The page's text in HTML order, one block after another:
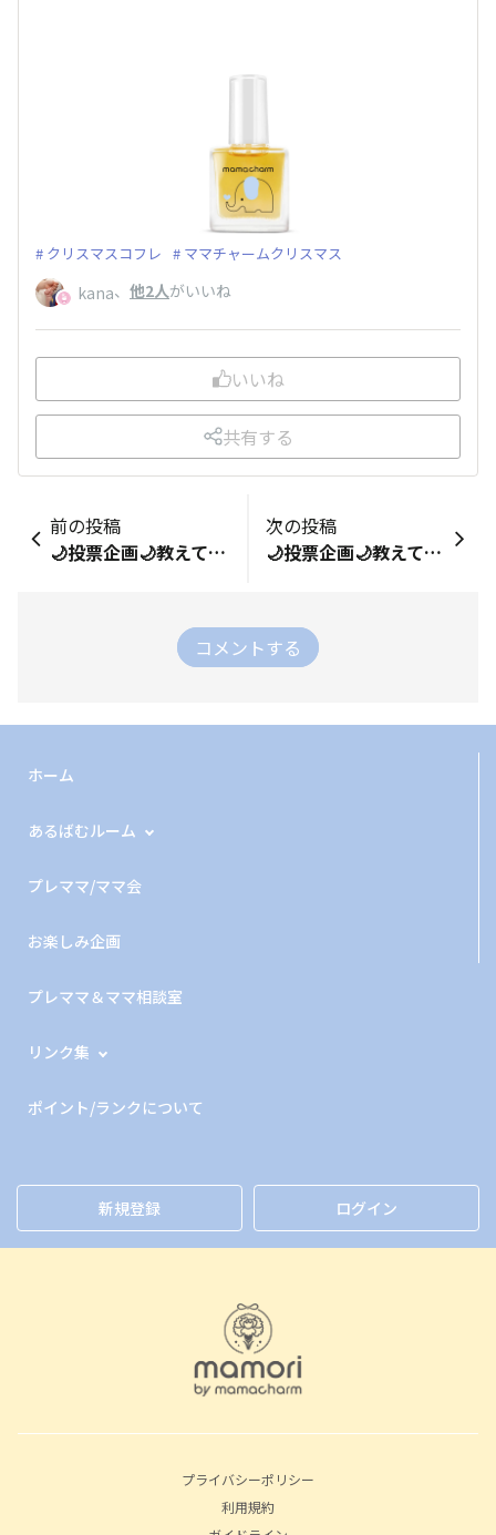
クリスマスコフレ ママチャームクリスマス
kana、 他2人がいいね
いいね
共有する
前の投稿
🌙投票企画🌙教えて📢「あなたの好きなmamacharmアイテム は？」🎁
次の投稿
🌙投票企画🌙教えて📢「みんなのお正月スタイル」🎁
コメントする
ホーム
あるばむルーム
プレママ/ママ会
お楽しみ企画
プレママ＆ママ相談室
リンク集
ポイント/ランクについて
新規登録 ログイン
プライバシーポリシー
利用規約